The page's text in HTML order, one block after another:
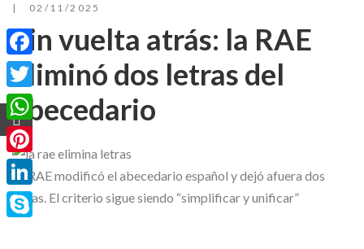
02/11/2025
Sin vuelta atrás: la RAE
eliminó dos letras del
abecedario
La RAE modificó el abecedario español y dejó afuera dos
letras. El criterio sigue siendo “simplificar y unificar”
Facebook
Twitter
WhatsApp
Pinterest
LinkedIn